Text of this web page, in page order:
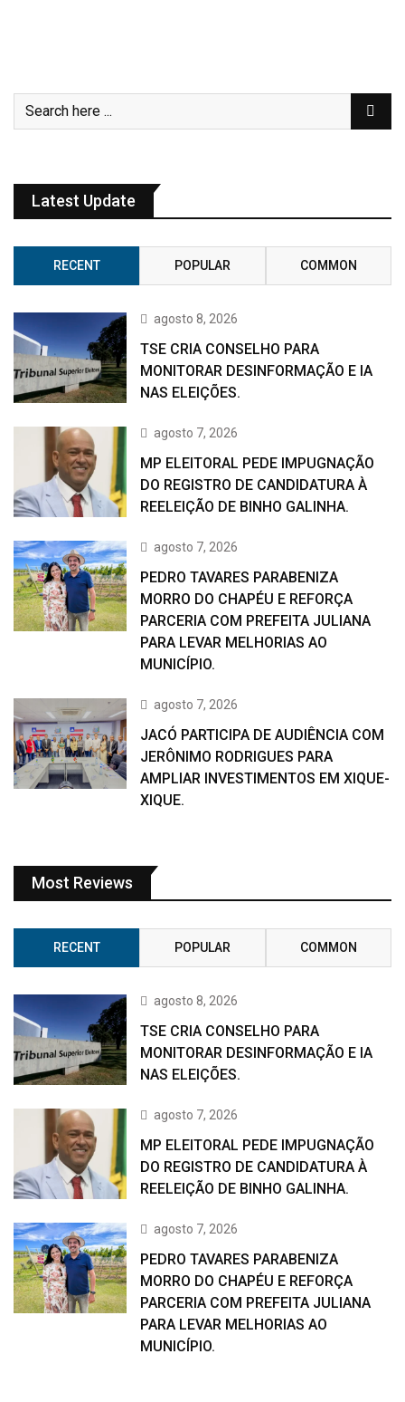
Latest Update
RECENT POPULAR COMMON
agosto 8, 2026
TSE CRIA CONSELHO PARA
MONITORAR DESINFORMAÇÃO E IA
NAS ELEIÇÕES.
agosto 7, 2026
MP ELEITORAL PEDE IMPUGNAÇÃO
DO REGISTRO DE CANDIDATURA À
REELEIÇÃO DE BINHO GALINHA.
agosto 7, 2026
PEDRO TAVARES PARABENIZA
MORRO DO CHAPÉU E REFORÇA
PARCERIA COM PREFEITA JULIANA
PARA LEVAR MELHORIAS AO
MUNICÍPIO.
agosto 7, 2026
JACÓ PARTICIPA DE AUDIÊNCIA COM
JERÔNIMO RODRIGUES PARA
AMPLIAR INVESTIMENTOS EM XIQUE-
XIQUE.
Most Reviews
RECENT POPULAR COMMON
agosto 8, 2026
TSE CRIA CONSELHO PARA
MONITORAR DESINFORMAÇÃO E IA
NAS ELEIÇÕES.
agosto 7, 2026
MP ELEITORAL PEDE IMPUGNAÇÃO
DO REGISTRO DE CANDIDATURA À
REELEIÇÃO DE BINHO GALINHA.
agosto 7, 2026
PEDRO TAVARES PARABENIZA
MORRO DO CHAPÉU E REFORÇA
PARCERIA COM PREFEITA JULIANA
PARA LEVAR MELHORIAS AO
MUNICÍPIO.